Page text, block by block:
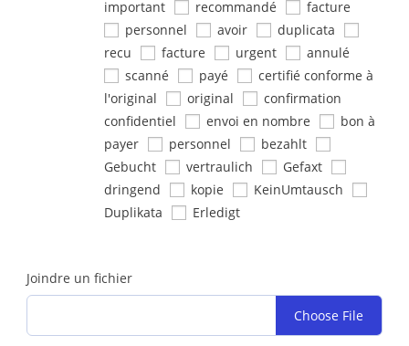
important
recommandé
facture
personnel
avoir
duplicata
recu
facture urgent
annulé
scanné
payé
certifié conforme à
l'original
original
confirmation
confidentiel
envoi en nombre
bon à
payer
personnel
bezahlt
Gebucht
vertraulich
Gefaxt
dringend
kopie
KeinUmtausch
Duplikata
Erledigt
Joindre un fichier
Choose File